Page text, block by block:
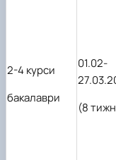
2-4 курси
бакалаври
01.02-
(8